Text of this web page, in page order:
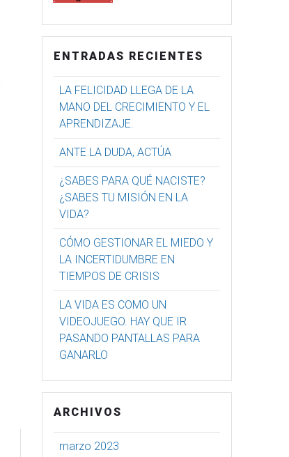
ENTRADAS RECIENTES
LA FELICIDAD LLEGA DE LA
MANO DEL CRECIMIENTO Y EL
APRENDIZAJE.
ANTE LA DUDA, ACTÚA
¿SABES PARA QUÉ NACISTE?
¿SABES TU MISIÓN EN LA
VIDA?
CÓMO GESTIONAR EL MIEDO Y
LA INCERTIDUMBRE EN
TIEMPOS DE CRISIS
LA VIDA ES COMO UN
VIDEOJUEGO. HAY QUE IR
PASANDO PANTALLAS PARA
GANARLO
ARCHIVOS
marzo 2023